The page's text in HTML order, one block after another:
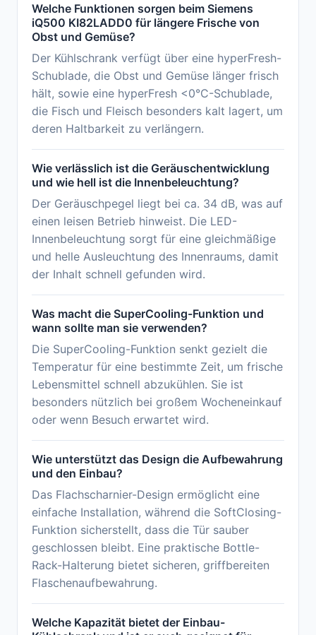
Welche Funktionen sorgen beim Siemens
iQ500 KI82LADD0 für längere Frische von
Obst und Gemüse?
Der Kühlschrank verfügt über eine hyperFresh-
Schublade, die Obst und Gemüse länger frisch
hält, sowie eine hyperFresh <0°C-Schublade,
die Fisch und Fleisch besonders kalt lagert, um
deren Haltbarkeit zu verlängern.
Wie verlässlich ist die Geräuschentwicklung
und wie hell ist die Innenbeleuchtung?
Der Geräuschpegel liegt bei ca. 34 dB, was auf
einen leisen Betrieb hinweist. Die LED-
Innenbeleuchtung sorgt für eine gleichmäßige
und helle Ausleuchtung des Innenraums, damit
der Inhalt schnell gefunden wird.
Was macht die SuperCooling-Funktion und
wann sollte man sie verwenden?
Die SuperCooling-Funktion senkt gezielt die
Temperatur für eine bestimmte Zeit, um frische
Lebensmittel schnell abzukühlen. Sie ist
besonders nützlich bei großem Wocheneinkauf
oder wenn Besuch erwartet wird.
Wie unterstützt das Design die Aufbewahrung
und den Einbau?
Das Flachscharnier-Design ermöglicht eine
einfache Installation, während die SoftClosing-
Funktion sicherstellt, dass die Tür sauber
geschlossen bleibt. Eine praktische Bottle-
Rack-Halterung bietet sicheren, griffbereiten
Flaschenaufbewahrung.
Welche Kapazität bietet der Einbau-